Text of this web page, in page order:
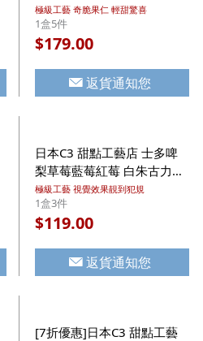
盒 (1盒5件)【市集世界 - 日
本市集】
極級工藝 奇脆果仁 輕甜驚喜
1盒5件
$179.00
返貨通知您
日本C3 甜點工藝店 士多啤
梨草莓藍莓紅莓 白朱古力忌
廉 曲奇酥餅禮盒 (1盒3件)
【市集世界 - 日本市集】
極級工藝 視覺效果靚到犯規
1盒3件
$119.00
返貨通知您
[7折優惠]日本C3 甜點工藝